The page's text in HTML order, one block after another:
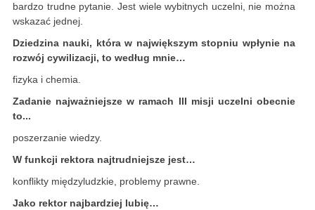
bardzo trudne pytanie. Jest wiele wybitnych uczelni, nie można
wskazać jednej.
Dziedzina nauki, która w największym stopniu wpłynie na
rozwój cywilizacji, to według mnie…
fizyka i chemia.
Zadanie najważniejsze w ramach III misji uczelni obecnie
to...
poszerzanie wiedzy.
W funkcji rektora najtrudniejsze jest…
konflikty międzyludzkie, problemy prawne.
Jako rektor najbardziej lubię…